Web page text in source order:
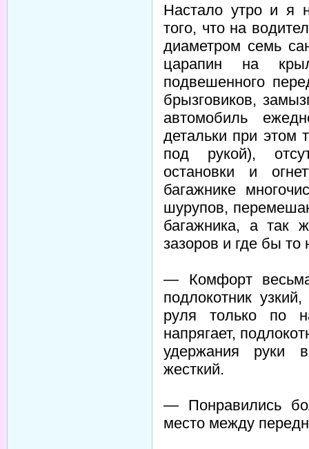
Настало утро и я
того, что на
диаметром семь
царапин на
подвешенного
брызговиков,
автомобиль
детальки при этом
под рукой),
остановки и
багажнике
шурупов,
багажника, а так
зазоров и где бы
— Комфорт весьма
подлокотник
руля только по
напрягает,
удержания руки
жесткий.
— Понравились
место между